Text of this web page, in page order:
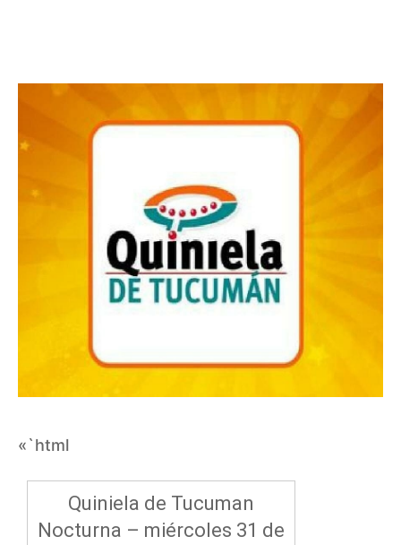
«`html
Quiniela de Tucuman
Nocturna – miércoles 31 de